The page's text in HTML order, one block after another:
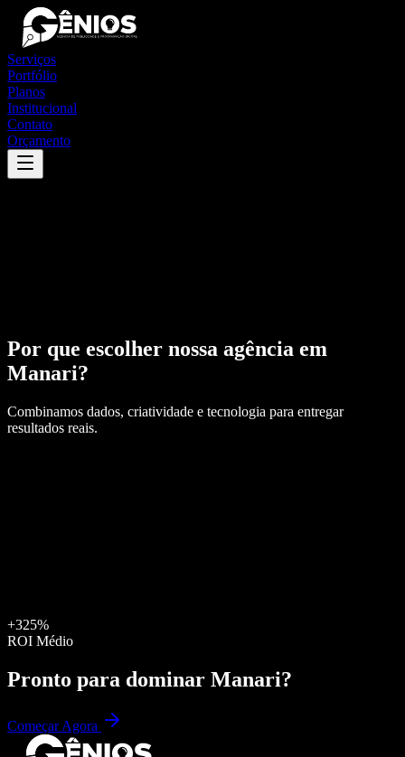
Serviços
Portfólio
Planos
Institucional
Contato
Orçamento
Por que escolher nossa agência em
Manari?
Combinamos dados, criatividade e tecnologia para entregar
resultados reais.
+325%
ROI Médio
Pronto para dominar Manari?
Começar Agora